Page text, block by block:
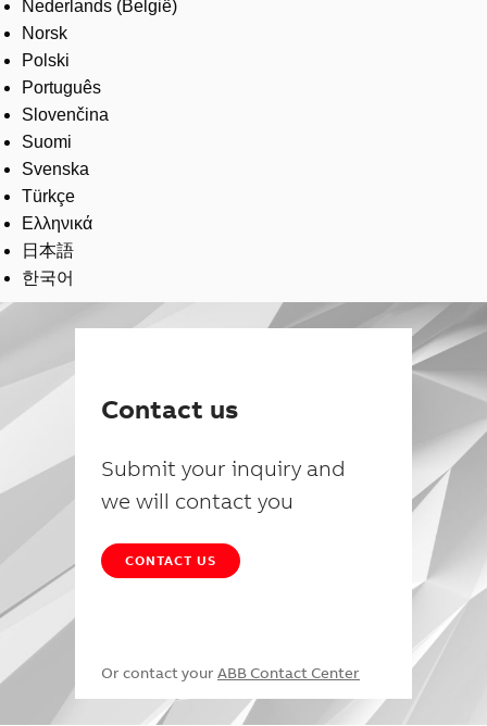
Nederlands (België)
Norsk
Polski
Português
Slovenčina
Suomi
Svenska
Türkçe
Ελληνικά
日本語
한국어
Contact us
Submit your inquiry and
we will contact you
CONTACT US
Or contact your ABB Contact Center